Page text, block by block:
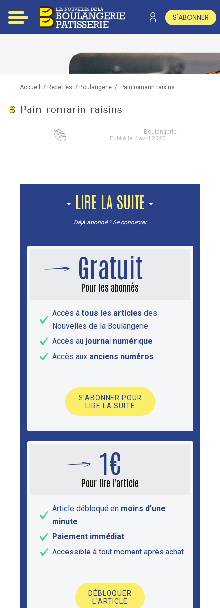
S'ABONNER
Accueil / Recettes / Boulangerie / Pain romarin raisins
Pain romarin raisins
Boulangerie
Publié le 4 avril 2022
LIRE LA SUITE
Déjà abonné ? Se connecter
Gratuit
Pour les abonnés
Accès à tous les articles des
Nouvelles de la Boulangerie
Accès au journal numérique
Accès aux anciens numéros
S'ABONNER POUR
LIRE LA SUITE
1€
Pour lire l'article
Article débloqué en moins d’une
minute
Paiement immédiat
Accessible à tout moment après achat
DÉBLOQUER
L'ARTICLE